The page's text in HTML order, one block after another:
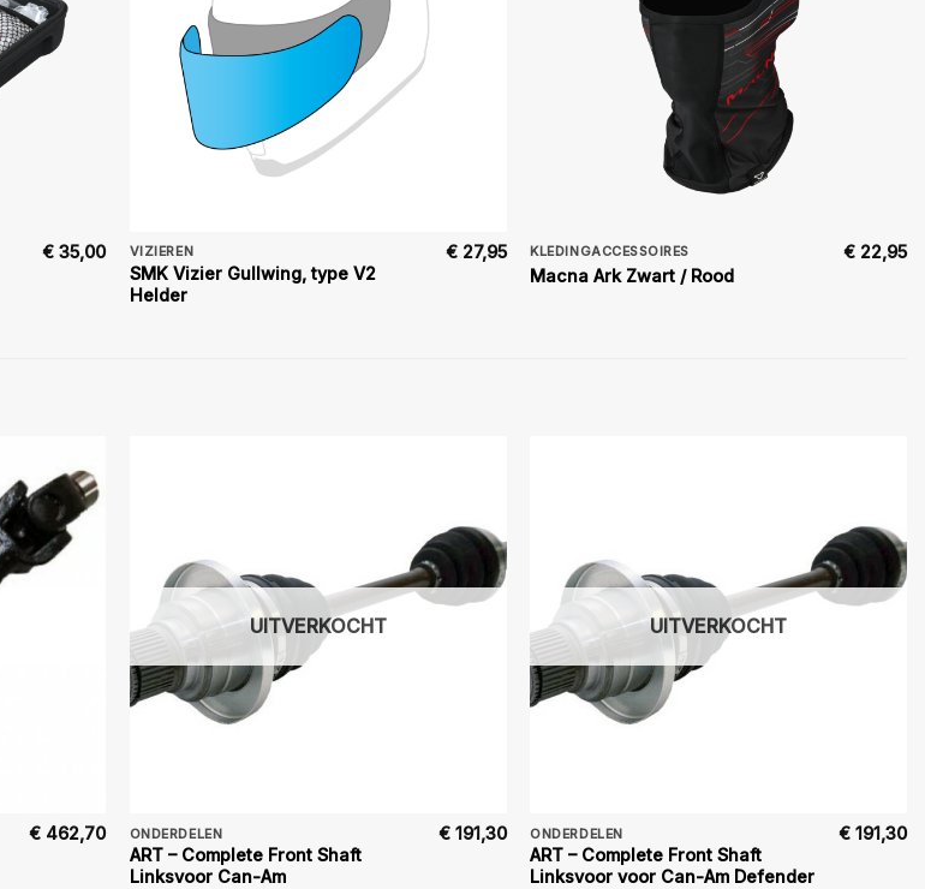
€ 35,00 VIZIEREN
SMK Vizier Gullwing, type V2
Helder
€27,95 KLEDINGACCESSOIRES
Macna Ark Zwart / Rood
€ 22,95
€ 462,70
UITVERKOCHT
ONDERDELEN
ART – Complete Front Shaft
Linksvoor Can-Am
€191,30
UITVERKOCHT
ONDERDELEN
ART – Complete Front Shaft
Linksvoor voor Can-Am Defender
€ 191,30